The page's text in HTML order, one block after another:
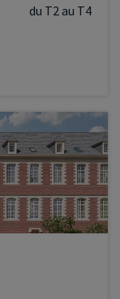
du T2 au T4